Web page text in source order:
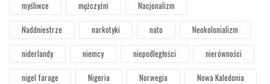
myśliwce
mężczyźni
Nacjonalizm
Naddniestrze
narkotyki nato
Neokolonializm
niderlandy
niemcy niepodległości
nierówności
nigel farage
Nigeria Norwegia
Nowa Kaledonia